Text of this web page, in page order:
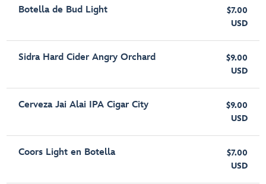
Botella de Bud Light
$7.00
USD
Sidra Hard Cider Angry Orchard
$9.00
USD
Cerveza Jai Alai IPA Cigar City
$9.00
USD
Coors Light en Botella
$7.00
USD